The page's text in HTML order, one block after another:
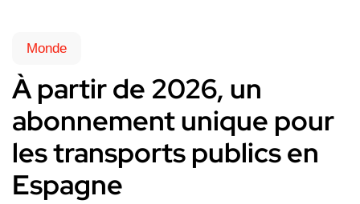
Monde
À partir de 2026, un
abonnement unique pour
les transports publics en
Espagne